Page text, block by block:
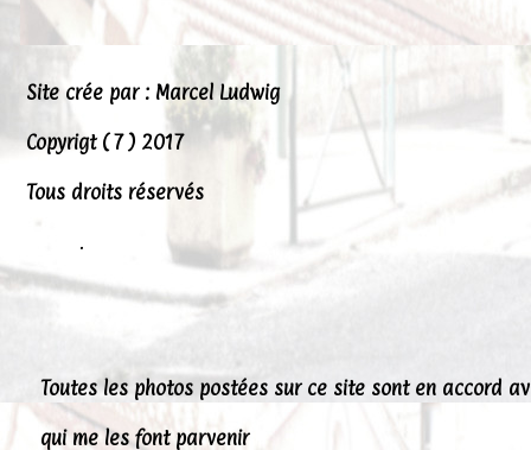
Site crée par : Marcel Ludwig
Copyrigt ( 7 ) 2017
Tous droits réservés
.
Toutes les photos postées sur ce site sont en accord
qui me les font parvenir